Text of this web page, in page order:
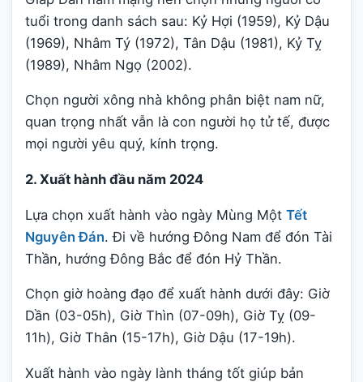
tuổi trong danh sách sau: Kỷ Hợi (1959), Kỷ Dậu
(1969), Nhâm Tý (1972), Tân Dậu (1981), Kỷ Tỵ
(1989), Nhâm Ngọ (2002).
Chọn người xông nhà không phân biệt nam nữ,
quan trọng nhất vẫn là con người họ tử tế, được
mọi người yêu quý, kính trọng.
2. Xuất hành đầu năm 2024
Lựa chọn xuất hành vào ngày Mùng Một Tết
Nguyên Đán. Đi về hướng Đông Nam để đón Tài
Thần, hướng Đông Bắc để đón Hỷ Thần.
Chọn giờ hoàng đạo để xuất hành dưới đây: Giờ
Dần (03-05h), Giờ Thìn (07-09h), Giờ Tỵ (09-
11h), Giờ Thân (15-17h), Giờ Dậu (17-19h).
Xuất hành vào ngày lành tháng tốt giúp bản